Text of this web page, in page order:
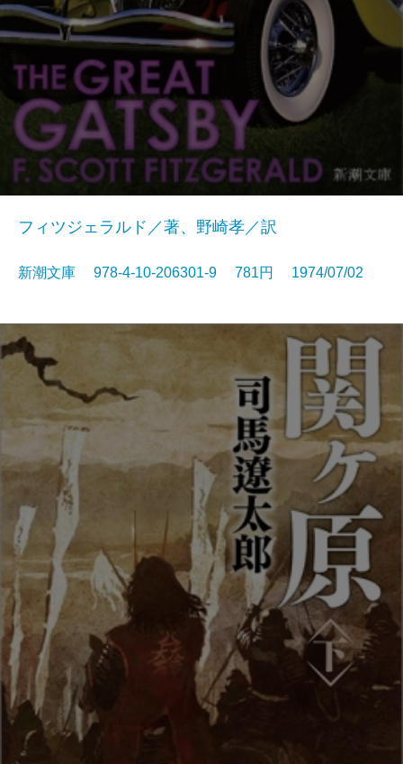
フィツジェラルド／著、野崎孝／訳
新潮文庫 978-4-10-206301-9 781円 1974/07/02